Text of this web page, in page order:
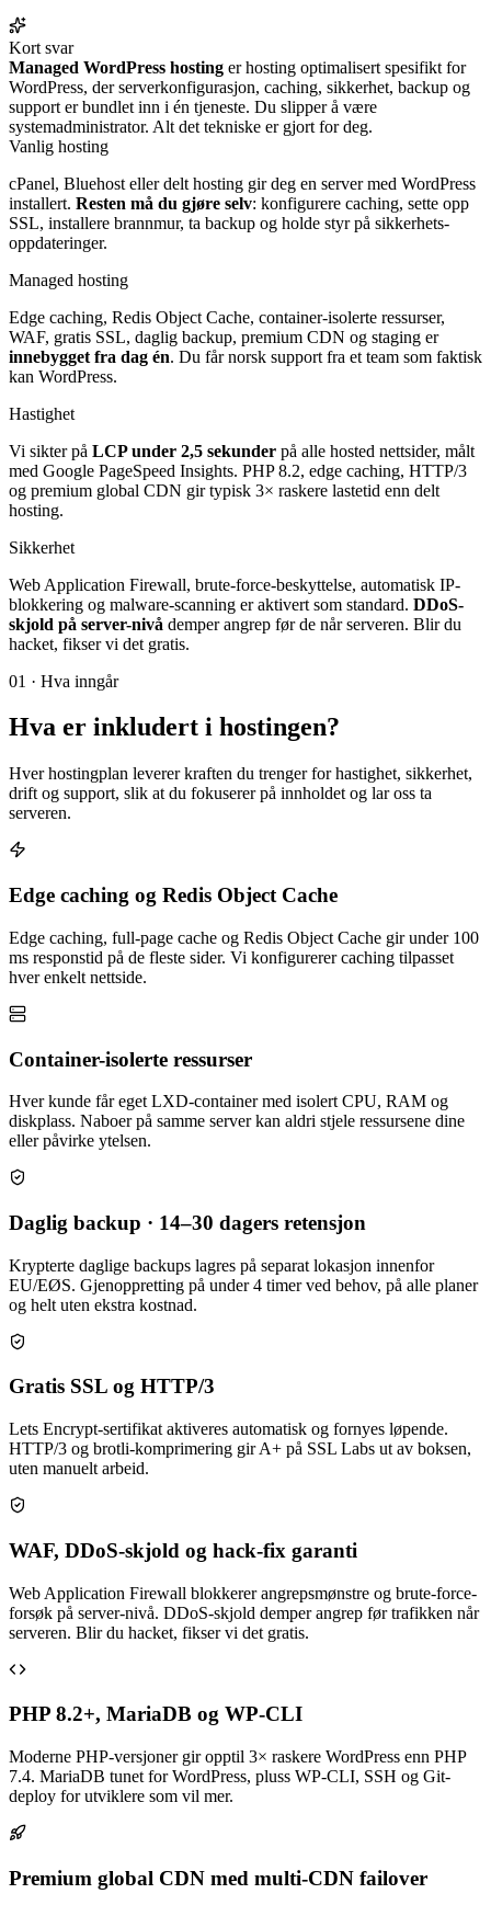
Kort svar
Managed WordPress hosting er hosting optimalisert spesifikt for
WordPress, der server­konfigurasjon, caching, sikkerhet, backup og
support er bundlet inn i én tjeneste. Du slipper å være
systemadministrator. Alt det tekniske er gjort for deg.
Vanlig hosting
cPanel, Bluehost eller delt hosting gir deg en server med WordPress
installert. Resten må du gjøre selv: konfigurere caching, sette opp
SSL, installere brannmur, ta backup og holde styr på sikkerhets­
oppdateringer.
Managed hosting
Edge caching, Redis Object Cache, container-isolerte ressurser,
WAF, gratis SSL, daglig backup, premium CDN og staging er
innebygget fra dag én. Du får norsk support fra et team som faktisk
kan WordPress.
Hastighet
Vi sikter på LCP under 2,5 sekunder på alle hosted nettsider, målt
med Google PageSpeed Insights. PHP 8.2, edge caching, HTTP/3
og premium global CDN gir typisk 3× raskere lastetid enn delt
hosting.
Sikkerhet
Web Application Firewall, brute-force-beskyttelse, automatisk IP-
blokkering og malware-scanning er aktivert som standard. DDoS-
skjold på server-nivå demper angrep før de når serveren. Blir du
hacket, fikser vi det gratis.
01 · Hva inngår
Hva er inkludert i hostingen?
Hver hostingplan leverer kraften du trenger for hastighet, sikkerhet,
drift og support, slik at du fokuserer på innholdet og lar oss ta
serveren.
Edge caching og Redis Object Cache
Edge caching, full-page cache og Redis Object Cache gir under 100
ms responstid på de fleste sider. Vi konfigurerer caching tilpasset
hver enkelt nettside.
Container-isolerte ressurser
Hver kunde får eget LXD-container med isolert CPU, RAM og
diskplass. Naboer på samme server kan aldri stjele ressursene dine
eller påvirke ytelsen.
Daglig backup · 14–30 dagers retensjon
Krypterte daglige backups lagres på separat lokasjon innenfor
EU/EØS. Gjenoppretting på under 4 timer ved behov, på alle planer
og helt uten ekstra kostnad.
Gratis SSL og HTTP/3
Lets Encrypt-sertifikat aktiveres automatisk og fornyes løpende.
HTTP/3 og brotli-komprimering gir A+ på SSL Labs ut av boksen,
uten manuelt arbeid.
WAF, DDoS-skjold og hack-fix garanti
Web Application Firewall blokkerer angrepsmønstre og brute-force-
forsøk på server-nivå. DDoS-skjold demper angrep før trafikken når
serveren. Blir du hacket, fikser vi det gratis.
PHP 8.2+, MariaDB og WP-CLI
Moderne PHP-versjoner gir opptil 3× raskere WordPress enn PHP
7.4. MariaDB tunet for WordPress, pluss WP-CLI, SSH og Git-
deploy for utviklere som vil mer.
Premium global CDN med multi-CDN failover